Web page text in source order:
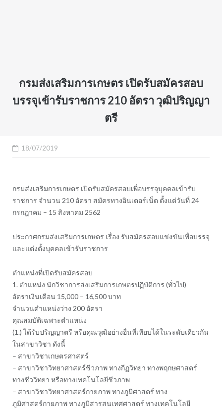
กรมส่งเสริมการเกษตร เปิดรับสมัครสอบ
บรรจุเข้ารับราชการ 210 อัตรา วุฒิปริญญา
ตรี
18/07/2019
กรมส่งเสริมการเกษตร เปิดรับสมัครสอบเพื่อบรรจุบุคคลเข้ารับ
ราชการ จำนวน 210 อัตรา สมัครทางอินเตอร์เน็ต ตั้งแต่วันที่ 24
กรกฎาคม – 15 สิงหาคม 2562
ประกาศกรมส่งเสริมการเกษตร เรื่อง รับสมัครสอบแข่งขันเพื่อบรรจุ
และแต่งตั้งบุคคลเข้ารับราชการ
ตำแหน่งที่เปิดรับสมัครสอบ
1. ตำแหน่ง นักวิชาการส่งเสริมการเกษตรปฏิบัติการ (ทั่วไป)
อัตราเงินเดือน 15,000 – 16,500 บาท
จำนวนตำแหน่งว่าง 200 อัตรา
คุณสมบัติเฉพาะตำแหน่ง
(1.) ได้รับปริญญาตรี หรือคุณวุฒิอย่างอื่นที่เทียบได้ในระดับเดียวกัน
ในสาขาวิชา ดังนี้
– สาขาวิชาเกษตรศาสตร์
– สาขาวิชาวิทยาศาสตร์ชีวภาพ ทางกีฏวิทยา ทางพฤกษศาสตร์
ทางชีววิทยา หรือทางเทคโนโลยีชีวภาพ
– สาขาวิชาวิทยาศาสตร์กายภาพ ทางภูมิศาสตร์ ทาง
ภูมิศาสตร์กายภาพ ทางภูมิสารสนเทศศาสตร์ ทางเทคโนโลยี